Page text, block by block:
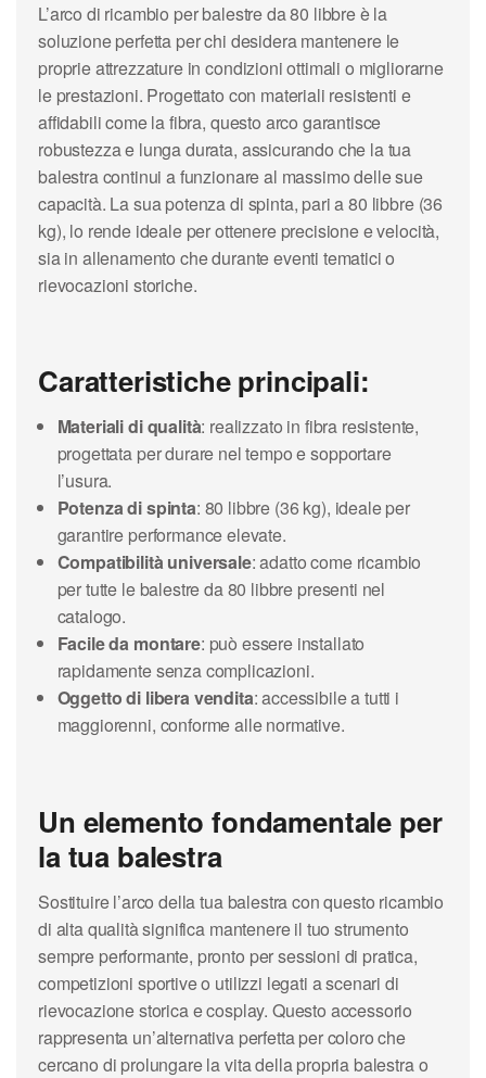
L’arco di ricambio per balestre da 80 libbre è la
soluzione perfetta per chi desidera mantenere le
proprie attrezzature in condizioni ottimali o migliorarne
le prestazioni. Progettato con materiali resistenti e
affidabili come la fibra, questo arco garantisce
robustezza e lunga durata, assicurando che la tua
balestra continui a funzionare al massimo delle sue
capacità. La sua potenza di spinta, pari a 80 libbre (36
kg), lo rende ideale per ottenere precisione e velocità,
sia in allenamento che durante eventi tematici o
rievocazioni storiche.
Caratteristiche principali:
Materiali di qualità: realizzato in fibra resistente,
progettata per durare nel tempo e sopportare
l’usura.
Potenza di spinta: 80 libbre (36 kg), ideale per
garantire performance elevate.
Compatibilità universale: adatto come ricambio
per tutte le balestre da 80 libbre presenti nel
catalogo.
Facile da montare: può essere installato
rapidamente senza complicazioni.
Oggetto di libera vendita: accessibile a tutti i
maggiorenni, conforme alle normative.
Un elemento fondamentale per
la tua balestra
Sostituire l’arco della tua balestra con questo ricambio
di alta qualità significa mantenere il tuo strumento
sempre performante, pronto per sessioni di pratica,
competizioni sportive o utilizzi legati a scenari di
rievocazione storica e cosplay. Questo accessorio
rappresenta un’alternativa perfetta per coloro che
cercano di prolungare la vita della propria balestra o